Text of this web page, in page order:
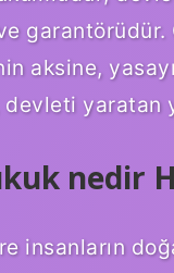
garantörüdür.
aksine,
yaratan
nedir
insanların